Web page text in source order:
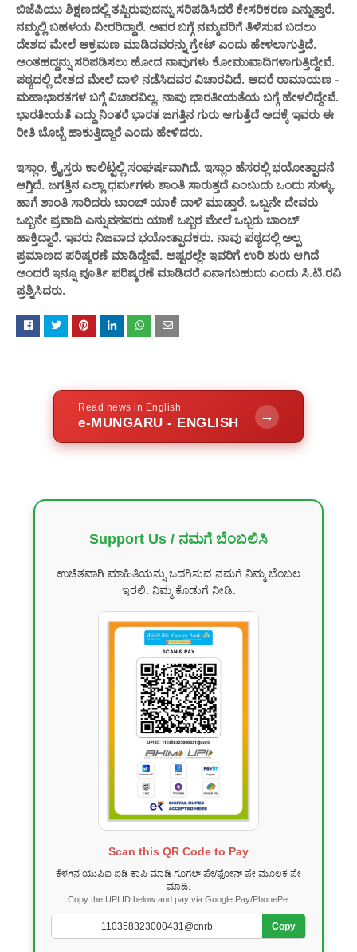
ಬಿಜೆಪಿಯು ಶಿಕ್ಷಣದಲ್ಲಿ ತಪ್ಪಿರುವುದನ್ನು ಸರಿಪಡಿಸಿದರೆ ಕೇಸರಿಕರಣ ಎನ್ನುತ್ತಾರೆ.
ನಮ್ಮಲ್ಲಿ ಬಹಳಯ ವೀರರಿದ್ದಾರೆ. ಅವರ ಬಗ್ಗೆ ನಮ್ಮವರಿಗೆ ತಿಳಿಸುವ ಬದಲು
ದೇಶದ ಮೇಲೆ ಆಕ್ರಮಣ ಮಾಡಿದವರನ್ನು ಗ್ರೇಟ್ ಎಂದು ಹೇಳಲಾಗುತ್ತಿದೆ.
ಅಂತಹದ್ದನ್ನು ಸರಿಪಡಿಸಲು ಹೋದ ನಾವುಗಳು ಕೋಮುವಾದಿಗಳಾಗುತ್ತಿದ್ದೇವೆ.
ಪಠ್ಯದಲ್ಲಿ ದೇಶದ ಮೇಲೆ ದಾಳಿ ನಡೆಸಿದವರ ವಿಚಾರವಿದೆ. ಆದರೆ ರಾಮಾಯಣ -
ಮಹಾಭಾರತಗಳ ಬಗ್ಗೆ ವಿಚಾರವಿಲ್ಲ. ನಾವು ಭಾರತೀಯತೆಯ ಬಗ್ಗೆ ಹೇಳಲಿದ್ದೇವೆ.
ಭಾರತೀಯತೆ ಎದ್ದು ನಿಂತರೆ ಭಾರತ ಜಗತ್ತಿನ ಗುರು ಆಗುತ್ತೆದೆ ಅದಕ್ಕೆ ಇವರು ಈ
ರೀತಿ ಬೊಬ್ಬೆ ಹಾಕುತ್ತಿದ್ದಾರೆ ಎಂದು ಹೇಳಿದರು.
ಇಸ್ಲಾಂ, ಕ್ರೈಸ್ತರು ಕಾಲಿಟ್ಟಲ್ಲಿ ಸಂಘರ್ಷವಾಗಿದೆ. ಇಸ್ಲಾಂ ಹೆಸರಲ್ಲಿ ಭಯೋತ್ಪಾದನೆ
ಆಗ್ತಿದೆ. ಜಗತ್ತಿನ ಎಲ್ಲಾ ಧರ್ಮಗಳು ಶಾಂತಿ ಸಾರುತ್ತದೆ ಎಂಬುದು ಒಂದು ಸುಳ್ಳು.
ಹಾಗೆ ಶಾಂತಿ ಸಾರಿದರು ಬಾಂಬ್ ಯಾಕೆ ದಾಳಿ ಮಾಡ್ತಾರೆ. ಒಬ್ಬನೇ ದೇವರು
ಒಬ್ಬನೇ ಪ್ರವಾದಿ ಎನ್ನುವನವರು ಯಾಕೆ ಒಬ್ಬರ ಮೇಲೆ ಒಬ್ಬರು ಬಾಂಬ್
ಹಾಕ್ತಿದ್ದಾರೆ‌. ಇವರು ನಿಜವಾದ ಭಯೋತ್ಪಾದಕರು. ನಾವು ಪಠ್ಯದಲ್ಲಿ ಅಲ್ಪ
ಪ್ರಮಾಣದ ಪರಿಷ್ಕರಣೆ ಮಾಡಿದ್ದೇವೆ. ಅಷ್ಟರಲ್ಲೇ ಇವರಿಗೆ ಉರಿ ಶುರು ಆಗಿದೆ
ಅಂದರೆ ಇನ್ನೂ ಪೂರ್ತಿ ಪರಿಷ್ಕರಣೆ ಮಾಡಿದರೆ ಏನಾಗಬಹುದು ಎಂದು ಸಿ.ಟಿ.ರವಿ
ಪ್ರಶ್ನಿಸಿದರು.
Read news in English
e-MUNGARU - ENGLISH →
Support Us / ನಮಗೆ ಬೆಂಬಲಿಸಿ
ಉಚಿತವಾಗಿ ಮಾಹಿತಿಯನ್ನು ಒದಗಿಸುವ ನಮಗೆ ನಿಮ್ಮ ಬೆಂಬಲ
ಇರಲಿ. ನಿಮ್ಮ ಕೊಡುಗೆ ನೀಡಿ.
Scan this QR Code to Pay
ಕೆಳಗಿನ ಯುಪಿಐ ಐಡಿ ಕಾಪಿ ಮಾಡಿ ಗೂಗಲ್ ಪೇ/ಫೋನ್ ಪೇ ಮೂಲಕ ಪೇ
ಮಾಡಿ.
Copy the UPI ID below and pay via Google Pay/PhonePe.
Copy